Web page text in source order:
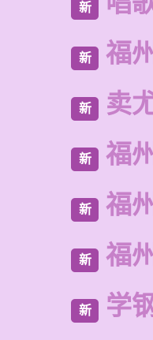
新
新 福
新 卖
新 福
新 福
新 福
新 学